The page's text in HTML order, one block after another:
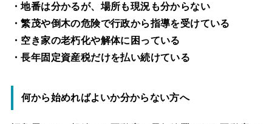
・地番は分かるが、場所も現況も分からない
・繁茂や倒木の危険で行政から指導を受けている
・空き家の老朽化や解体に困っている
・長年固定資産税だけを払い続けている
何から始めればよいか分からない方へ